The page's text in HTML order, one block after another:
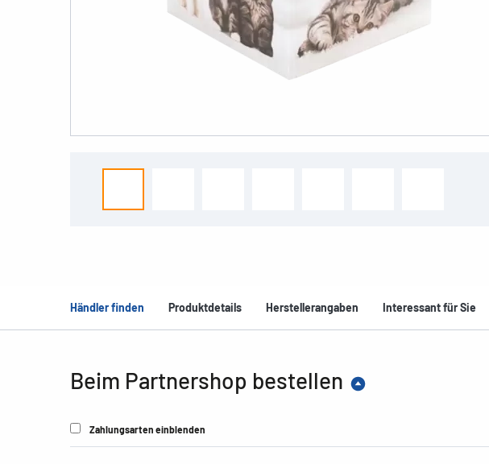
Händler finden Produktdetails Herstellerangaben Interessant für Sie
Beim Partnershop bestellen
Zahlungsarten einblenden